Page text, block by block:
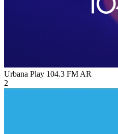
Urbana Play 104.3 FM AR
2